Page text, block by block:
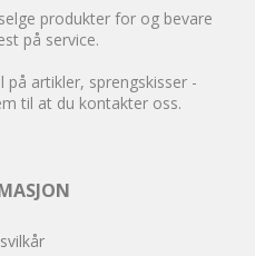
produkter for og bevare
på service.
artikler, sprengskisser -
til at du kontakter oss.